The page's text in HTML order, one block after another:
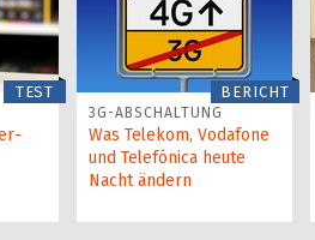
TEST BERICHT
3G-ABSCHALTUNG
Was Telekom, Vodafone
und Telefónica heute
Nacht ändern